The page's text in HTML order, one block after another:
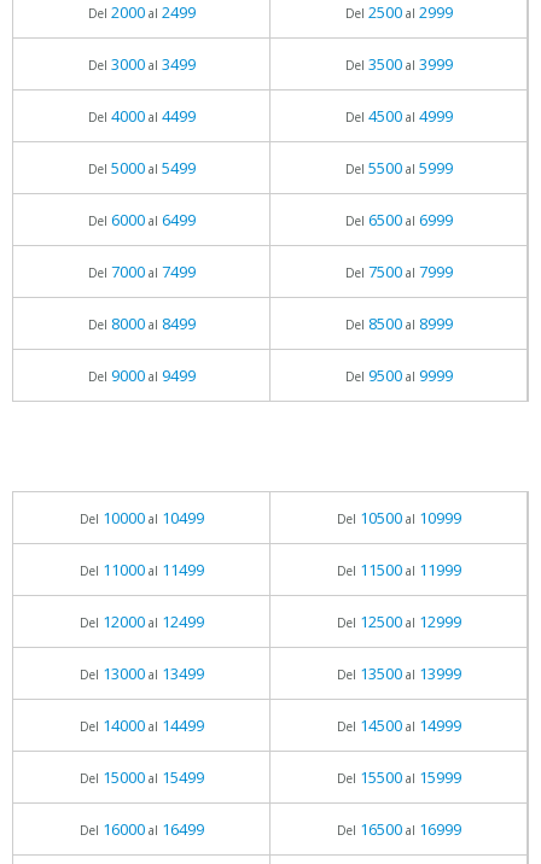
Del 2000al 2499 Del 2500al 2999
Del 3000al 3499 Del 3500al 3999
Del 4000al 4499 Del 4500al 4999
Del 5000al 5499 Del 5500al 5999
Del 6000al 6499 Del 6500al 6999
Del 7000al 7499 Del 7500al 7999
Del 8000al 8499 Del 8500al 8999
Del 9000al 9499 Del 9500al 9999
Del 10000al 10499 Del 10500al 10999
Del 11000al 11499 Del 11500al 11999
Del 12000al 12499 Del 12500al 12999
Del 13000al 13499 Del 13500al 13999
Del 14000al 14499 Del 14500al 14999
Del 15000al 15499 Del 15500al 15999
Del 16000al 16499 Del 16500al 16999